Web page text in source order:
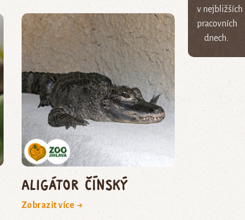
v nejbližších
pracovních
dnech.
aligátor čínský
Zobrazit více →